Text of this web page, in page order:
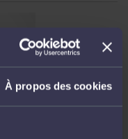
À propos des cookies